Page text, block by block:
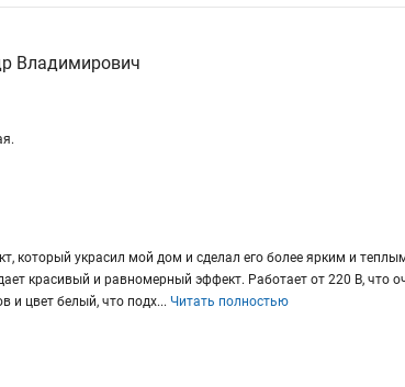
Владимирович
который украсил мой дом и сделал его более ярким и
красивый и равномерный эффект. Работает от 220 В, что
и цвет белый, что подх... Читать полностью